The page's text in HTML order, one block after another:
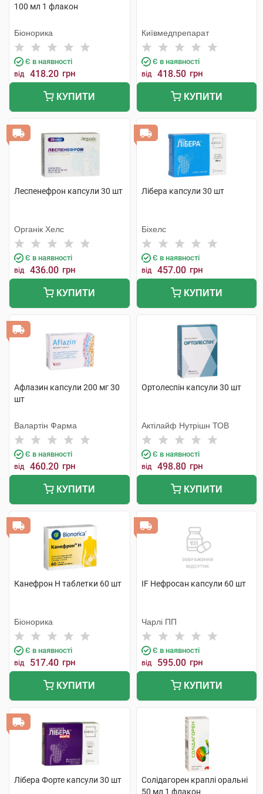
100 мл 1 флакон
Біонорика
Є в наявності
від 418.20 грн
КУПИТИ
Київмедпрепарат
Є в наявності
від 418.50 грн
КУПИТИ
Леспенефрон капсули 30 шт
Органік Хелс
Є в наявності
від 436.00 грн
КУПИТИ
Лібера капсули 30 шт
Біхелс
Є в наявності
від 457.00 грн
КУПИТИ
Афлазин капсули 200 мг 30
шт
Валартін Фарма
Є в наявності
від 460.20 грн
КУПИТИ
Ортолеспін капсули 30 шт
Актілайф Нутрішн ТОВ
Є в наявності
від 498.80 грн
КУПИТИ
Канефрон H таблетки 60 шт
Біонорика
Є в наявності
від 517.40 грн
КУПИТИ
IF Нефросан капсули 60 шт
Чарлі ПП
Є в наявності
від 595.00 грн
КУПИТИ
Лібера Форте капсули 30 шт
Солідагорен краплі оральні
50 мл 1 флакон